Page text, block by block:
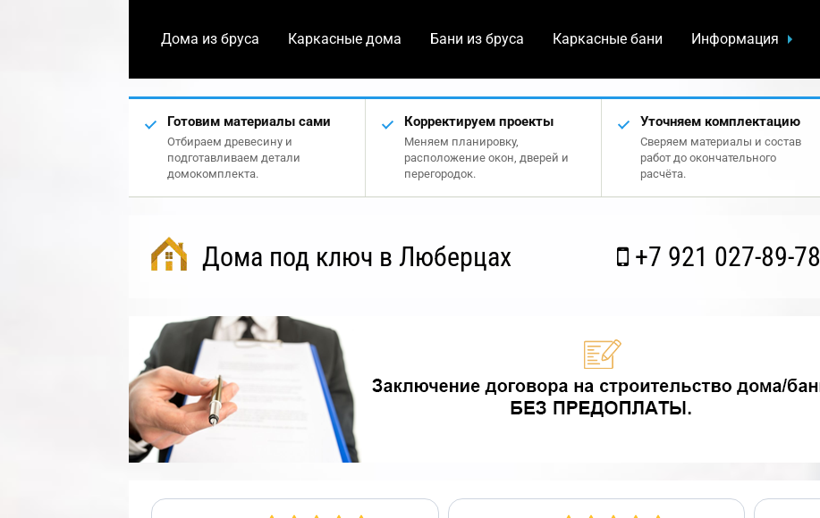
Дома из бруса Каркасные дома Бани из бруса Каркасные бани Информация
Готовим материалы сами
Отбираем древесину и
подготавливаем детали
домокомплекта.
Корректируем проекты
Меняем планировку,
расположение окон, дверей и
перегородок.
Уточняем комплектацию
Сверяем материалы и состав
работ до окончательного
расчёта.
Дома под ключ в Люберцах +7 921 027-89-78